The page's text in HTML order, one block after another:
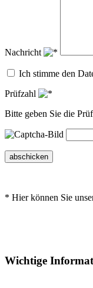
Nachricht
Ich stimme den
Prüfzahl
Bitte geben Sie die
abschicken
* Hier können Sie
Wichtige